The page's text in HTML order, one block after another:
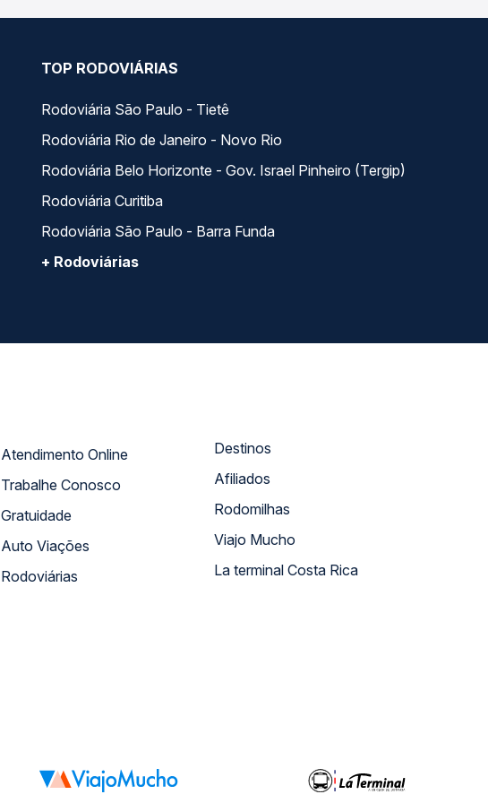
TOP RODOVIÁRIAS
Rodoviária São Paulo - Tietê
Rodoviária Rio de Janeiro - Novo Rio
Rodoviária Belo Horizonte - Gov. Israel Pinheiro (Tergip)
Rodoviária Curitiba
Rodoviária São Paulo - Barra Funda
+ Rodoviárias
Atendimento Online
Trabalhe Conosco
Gratuidade
Auto Viações
Rodoviárias
Destinos
Afiliados
Rodomilhas
Viajo Mucho
La terminal Costa Rica